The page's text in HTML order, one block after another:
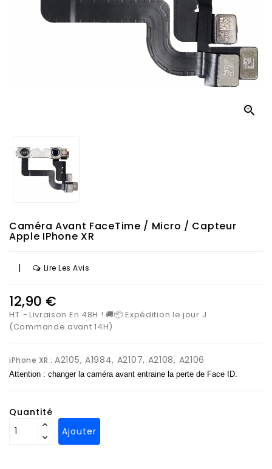

Caméra Avant FaceTime / Micro / Capteur
Apple IPhone XR
| Lire Les Avis
12,90 €
HT
Livraison En 48H ! 🚚📦 Expédition le jour J
(Commande avant 14H)
iPhone XR : A2105, A1984, A2107, A2108, A2106
Attention : changer la caméra avant entraine la perte de Face ID.
Quantité
Ajouter